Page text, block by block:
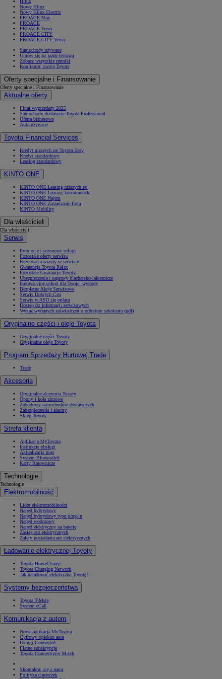
Hilux
Nowy Hilux
Nowy Hilux Electric
PROACE Max
PROACE
PROACE Verso
PROACE CITY
PROACE CITY Verso
Samochody używane
Umów się na jazdę testową
Zobacz wszystkie cenniki
Konfiguruj swoją Toyotę
Oferty specjalne i Finansowanie
Oferty specjalne i Finansowanie
Aktualne oferty
Finał wyprzedaży 2025
Samochody dostawcze Toyota Professional
Oferta biznesowa
Auta używane
Toyota Financial Services
Kredyt niższych rat Toyota Easy
Kredyt standardowy
Leasing standardowy
KINTO ONE
KINTO ONE Leasing niższych rat
KINTO ONE Leasing konsumencki
KINTO ONE Najem
KINTO ONE Zarządzanie flotą
KINTO Mobility
Dla właścicieli
Dla właścicieli
Serwis
Promocje i sezonowe usługi
Pozostałe oferty serwisu
Rezerwacja wizyty w serwisie
Gwarancja Toyota Relax
Pozostałe Gwarancje Toyoty
Ubezpieczenia i naprawy blacharsko-lakiernicze
Innowacyjne usługi dla Twojej wygody
Bezpłatne Akcje Serwisowe
Serwis Dobrych Cen
Serwis w ASO się opłaca
Dostęp do informacji serwisowych
Wykaz wydanych zaświadczeń o odbytym szkoleniu (pdf)
Oryginalne części i oleje Toyota
Oryginalne części Toyoty
Oryginalne oleje Toyoty
Program Sprzedaży Hurtowej Trade
Trade
Akcesoria
Oryginalne akcesoria Toyoty
Opony i koła zimowe
Zabudowy samochodów dostawczych
Zabezpieczenia i alarmy
Sklep Toyoty
Strefa klienta
Aplikacja MyToyota
Instrukcje obsługi
Aktualizacja map
System Bluetooth®
Karty Ratownicze
Technologie
Technologie
Elektromobilność
Lider elektromobilności
Napęd hybrydowy
Napęd hybrydowy typu plug-in
Napęd wodorowy
Napęd elektryczny na baterię
Zasięg aut elektrycznych
Zalety posiadania aut elektrycznych
Ładowanie elektrycznej Toyoty
Toyota HomeCharge
Toyota Charging Network
Jak naładować elektryczną Toyotę?
Systemy bezpieczeństwa
Toyota T-Mate
System eCall
Komunikacja z autem
Nowa aplikacja MyToyota
Cyfrowy opiekun auta
Usługi Connected
Płatne subskrypcje
Toyota Connectivity Match
Skontaktuj się z nami
Polityka ciasteczek